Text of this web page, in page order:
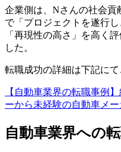
企業側は、Nさんの社会貢
で「プロジェクトを遂行
「再現性の高さ」を高く
した。
転職成功の詳細は下記にて
【自動車業界の転職事例
ーから未経験の自動車メ
自動車業界への